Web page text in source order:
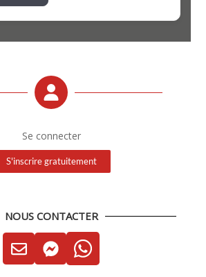
Se connecter
S'inscrire gratuitement
NOUS CONTACTER